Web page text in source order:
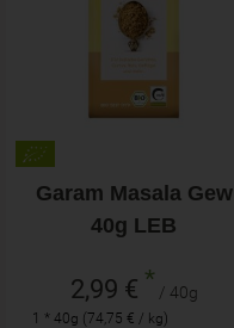
Garam Masala Gew
40g LEB
2,99 € * / 40g
1 * 40g (74,75 € / kg)